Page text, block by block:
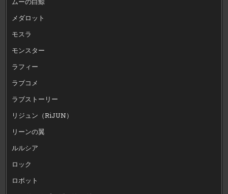
メダロット
モスラ
モンスター
ラフィー
ラブコメ
ラブストーリー
リジュン（RiJUN）
リーンの翼
ルルシア
ロック
ロボット